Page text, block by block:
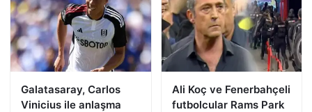
Galatasaray, Carlos
Vinicius ile anlaşma
Ali Koç ve Fenerbahçeli
futbolcular Rams Park